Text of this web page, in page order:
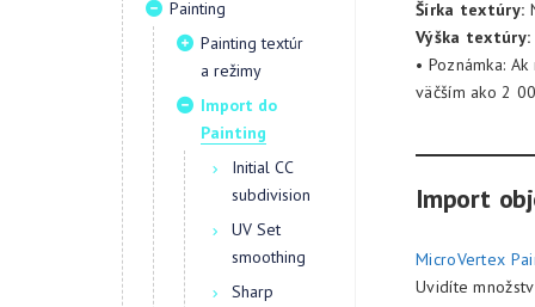
Painting
Painting textúr
a režimy
Import do
Painting
Initial CC
subdivision
UV Set
smoothing
Sharp
Šírka textúry:
Výška textúry:
• Poznámka:
väčším ako 2
Import
MicroVertex
Uvidíte